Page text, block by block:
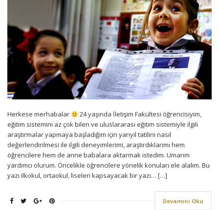
Herkese merhabalar
24 yaşında İletişim Fakültesi öğrencisiyim,
eğitim sistemini az çok bilen ve uluslararası eğitim sistemiyle ilgili
araştırmalar yapmaya başladığım için yarıyıl tatilini nasıl
değerlendirilmesi ile ilgili deneyimlerimi, araştırdıklarımı hem
öğrencilere hem de anne babalara aktarmak istedim. Umarım
yardımcı olurum. Öncelikle öğrencilere yönelik konuları ele alalım. Bu
yazı ilkokul, ortaokul, liseleri kapsayacak bir yazı… […]
Devamını Oku